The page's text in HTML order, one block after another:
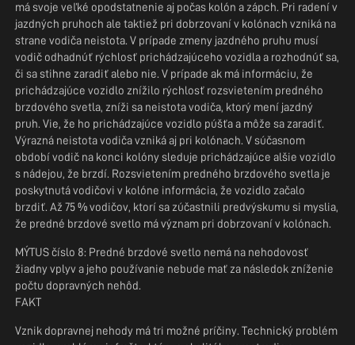
má svoje veľké opodstatnenie aj počas kolón a zápch. Pri radení v
jazdných pruhoch ale taktiež pri dobrzďovaní v kolónach vzniká na
strane vodiča neistota. V prípade zmeny jazdného pruhu musí
vodič odhadnúť rýchlosť prichádzajúceho vozidla a rozhodnúť sa,
či sa stihne zaradiť alebo nie. V prípade ak má informáciu, že
prichádzajúce vozidlo znížilo rýchlosť rozsvietením predného
brzdového svetla, zníži sa neistota vodiča, ktorý mení jazdný
pruh. Vie, že ho prichádzajúce vozidlo púšťa a môže sa zaradiť.
Výrazná neistota vodiča vzniká aj pri kolónach. V súčasnom
období vodič na konci kolóny sleduje prichádzajúce ďalšie vozidlo
s nádejou, že brzdí. Rozsvietením predného brzdového svetla je
poskytnutá vodičovi v kolóne informácia, že vozidlo začalo
brzdiť. Až 75 % vodičov, ktorí sa zúčastnili predvýskumu si myslia,
že predné brzdové svetlo má význam pri dobrzďovaní v kolónach.
MÝTUS číslo 8: Predné brzdové svetlo nemá na nehodovosť
žiadny vplyv a jeho používanie nebude mať za následok zníženie
počtu dopravných nehôd.
FAKT
Vznik dopravnej nehody má tri možné príčiny. Technický problém